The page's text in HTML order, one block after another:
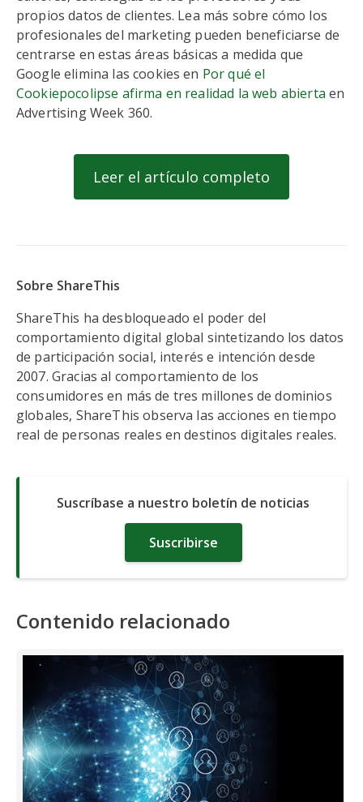
propios datos de clientes. Lea más sobre cómo los
profesionales del marketing pueden beneficiarse de
centrarse en estas áreas básicas a medida que
Google elimina las cookies en Por qué el
Cookiepocolipse afirma en realidad la web abierta en
Advertising Week 360.
Leer el artículo completo
Sobre ShareThis
ShareThis ha desbloqueado el poder del
comportamiento digital global sintetizando los datos
de participación social, interés e intención desde
2007. Gracias al comportamiento de los
consumidores en más de tres millones de dominios
globales, ShareThis observa las acciones en tiempo
real de personas reales en destinos digitales reales.
Suscríbase a nuestro boletín de noticias
Suscribirse
Contenido relacionado